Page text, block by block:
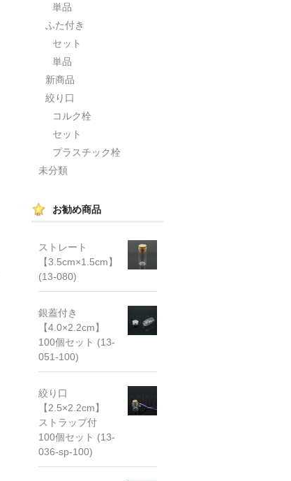
単品
ふた付き
セット
単品
新商品
絞り口
コルク栓
セット
プラスチック栓
未分類
お勧め商品
ストレート
【3.5cm×1.5cm】
(13-080)
銀蓋付き
【4.0×2.2cm】
100個セット (13-
051-100)
絞り口
【2.5×2.2cm】
ストラップ付
100個セット (13-
036-sp-100)